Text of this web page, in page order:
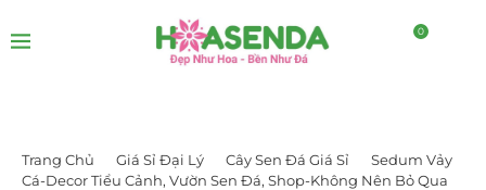
0
Trang Chủ Giá Sỉ Đại Lý Cây Sen Đá Giá Sỉ
Sedum Vảy
Cá-Decor Tiểu Cảnh, Vườn Sen Đá, Shop-Không Nên Bỏ Qua